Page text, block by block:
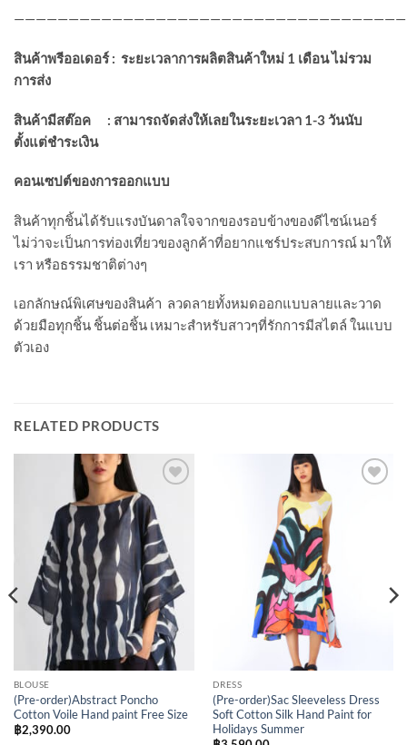
สินค้าพรีออเดอร์: ระยะเวลาการผลิตสินค้าใหม่ 1 เดือน ไม่รวม
การส่ง
สินค้ามีสต๊อค : สามารถจัดส่งให้เลยในระยะเวลา 1-3 วันนับ
ตั้งแต่ชำระเงิน
คอนเซปต์ของการออกแบบ
สินค้าทุกชิ้นได้รับแรงบันดาลใจจากของรอบข้างของดีไซน์เนอร์
ไม่ว่าจะเป็นการท่องเที่ยวของลูกค้าที่อยากแชร์ประสบการณ์ มาให้
เรา หรือธรรมชาติต่างๆ
เอกลักษณ์พิเศษของสินค้า ลวดลายทั้งหมดออกแบบลายและวาด
ด้วยมือทุกชิ้น ชิ้นต่อชิ้น เหมาะสำหรับสาวๆที่รักการมีสไตล์ ในแบบ
ตัวเอง
RELATED PRODUCTS
Wishlist
BLOUSE
(Pre-order)Abstract Poncho
Cotton Voile Hand paint Free Size
฿2,390.00
DRESS
(Pre-order)Sac Sleeveless Dress
Soft Cotton Silk Hand Paint for
Holidays Summer